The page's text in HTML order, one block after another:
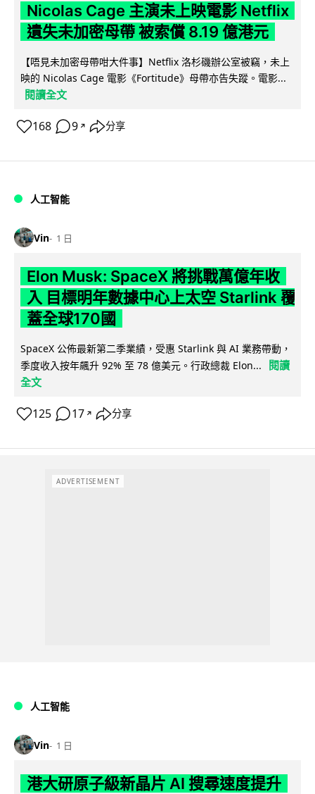
Nicolas Cage 主演未上映電影 Netflix
遺失未加密母帶 被索償 8.19 億港元
【唔見未加密母帶咁大件事】Netflix 洛杉磯辦公室被竊，未上
映的 Nicolas Cage 電影《Fortitude》母帶亦告失蹤。電影...
閱讀全文
168 9 ↗ 分享
人工智能
Vin 1 日
Elon Musk: SpaceX 將挑戰萬億年收
入 目標明年數據中心上太空 Starlink 覆
蓋全球170國
SpaceX 公佈最新第二季業績，受惠 Starlink 與 AI 業務帶動，
季度收入按年飆升 92% 至 78 億美元。行政總裁 Elon...
閱讀
全文
125 17 ↗ 分享
ADVERTISEMENT
人工智能
Vin 1 日
港大研原子級新晶片 AI 搜尋速度提升